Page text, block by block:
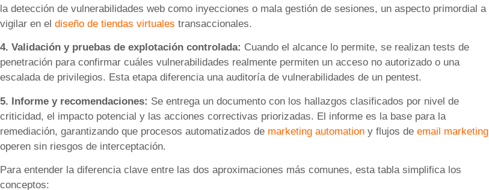
la detección de vulnerabilidades web como inyecciones o mala gestión de sesiones, un aspecto primordial a
vigilar en el diseño de tiendas virtuales transaccionales.
4. Validación y pruebas de explotación controlada: Cuando el alcance lo permite, se realizan tests de
penetración para confirmar cuáles vulnerabilidades realmente permiten un acceso no autorizado o una
escalada de privilegios. Esta etapa diferencia una auditoría de vulnerabilidades de un pentest.
5. Informe y recomendaciones: Se entrega un documento con los hallazgos clasificados por nivel de
criticidad, el impacto potencial y las acciones correctivas priorizadas. El informe es la base para la
remediación, garantizando que procesos automatizados de marketing automation y flujos de email marketing
operen sin riesgos de interceptación.
Para entender la diferencia clave entre las dos aproximaciones más comunes, esta tabla simplifica los
conceptos: